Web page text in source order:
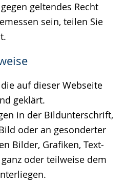
geltendes Recht
sein, teilen Sie
auf dieser Webseite
geklärt.
in der Bildunterschrift,
oder an gesonderter
Bilder, Grafiken, Text-
oder teilweise dem